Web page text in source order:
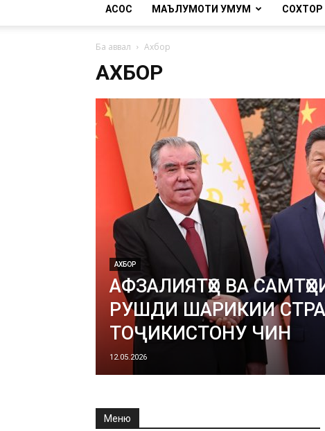
АСОСӢ МАЪЛУМОТИ УМУМӢ СОХТОР
Ба аввал Ахбор
АХБОР
АХБОР
АФЗАЛИЯТҲО ВА
РУШДИ ШАРИКИИ
ТОҶИКИСТОНУ ЧИН
12.05.2026
Меню